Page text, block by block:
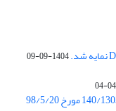
1404-09-09